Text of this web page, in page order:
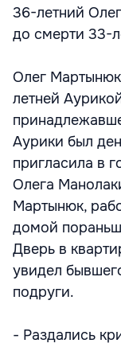
36-летний
до смерти 33-
Олег
летней
Аурики был
пригласила в
Олега
Мартынюк,
домой
Дверь в
увидел
подруги.
- Раздались